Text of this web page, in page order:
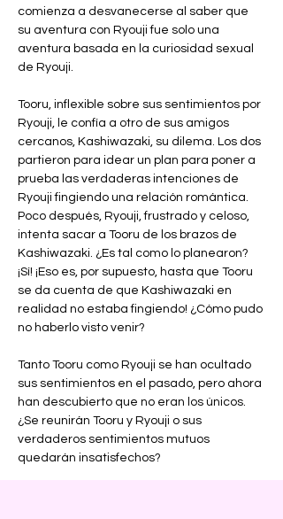
comienza a desvanecerse al saber que
su aventura con Ryouji fue solo una
aventura basada en la curiosidad sexual
de Ryouji.
Tooru, inflexible sobre sus sentimientos por
Ryouji, le confía a otro de sus amigos
cercanos, Kashiwazaki, su dilema. Los dos
partieron para idear un plan para poner a
prueba las verdaderas intenciones de
Ryouji fingiendo una relación romántica.
Poco después, Ryouji, frustrado y celoso,
intenta sacar a Tooru de los brazos de
Kashiwazaki. ¿Es tal como lo planearon?
¡Sí! ¡Eso es, por supuesto, hasta que Tooru
se da cuenta de que Kashiwazaki en
realidad no estaba fingiendo! ¿Cómo pudo
no haberlo visto venir?
Tanto Tooru como Ryouji se han ocultado
sus sentimientos en el pasado, pero ahora
han descubierto que no eran los únicos.
¿Se reunirán Tooru y Ryouji o sus
verdaderos sentimientos mutuos
quedarán insatisfechos?